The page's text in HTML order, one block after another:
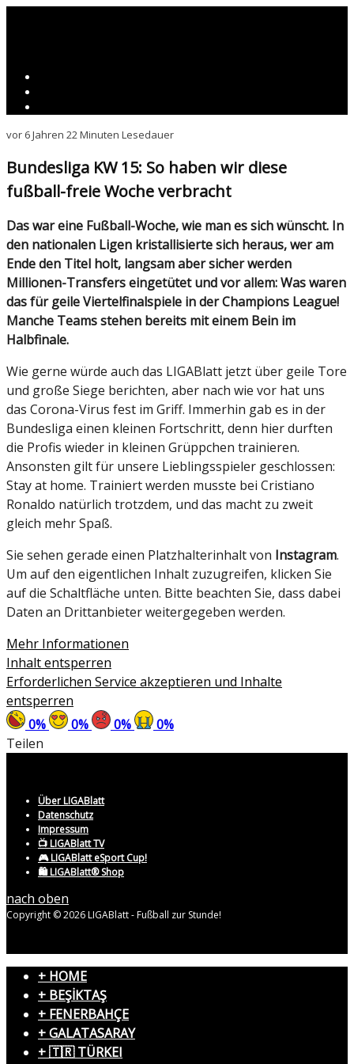
vor 6 Jahren 22 Minuten Lesedauer
Bundesliga KW 15: So haben wir diese
fußball-freie Woche verbracht
Das war eine Fußball-Woche, wie man es sich wünscht. In
den nationalen Ligen kristallisierte sich heraus, wer am
Ende den Titel holt, langsam aber sicher werden
Millionen-Transfers eingetütet und vor allem: Was waren
das für geile Viertelfinalspiele in der Champions League!
Manche Teams stehen bereits mit einem Bein im
Halbfinale.
Wie gerne würde auch das LIGABlatt jetzt über geile Tore
und große Siege berichten, aber nach wie vor hat uns
das Corona-Virus fest im Griff. Immerhin gab es in der
Bundesliga einen kleinen Fortschritt, denn hier durften
die Profis wieder in kleinen Grüppchen trainieren.
Ansonsten gilt für unsere Lieblingsspieler geschlossen:
Stay at home. Trainiert werden musste bei Cristiano
Ronaldo natürlich trotzdem, und das macht zu zweit
gleich mehr Spaß.
Sie sehen gerade einen Platzhalterinhalt von Instagram.
Um auf den eigentlichen Inhalt zuzugreifen, klicken Sie
auf die Schaltfläche unten. Bitte beachten Sie, dass dabei
Daten an Drittanbieter weitergegeben werden.
Mehr Informationen
Inhalt entsperren
Erforderlichen Service akzeptieren und Inhalte
entsperren
0% 0% 0% 0%
Teilen
Über LIGABlatt
Datenschutz
Impressum
📺 LIGABlatt TV
🎮 LIGABlatt eSport Cup!
🛍️ LIGABlatt® Shop
nach oben
Copyright © 2026 LIGABlatt - Fußball zur Stunde!
+ HOME
+ BEŞİKTAŞ
+ FENERBAHÇE
+ GALATASARAY
+ 🇹🇷 TÜRKEI